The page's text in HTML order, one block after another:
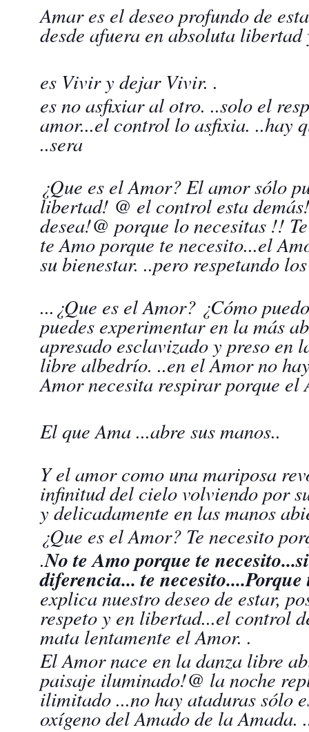
Amar es el deseo profundo de
desde afuera en absoluta
es Vivir y dejar Vivir. .
es no asfixiar al otro. ..solo el
amor...el control lo asfixia. ..hay
..sera
¿Que es el Amor? El amor sólo
libertad! @ el control esta
desea!@ porque lo necesitas !!
te Amo porque te necesito...el
su bienestar. ..pero respetando
...¿Que es el Amor? ¿Cómo
puedes experimentar en la más
apresado esclavizado y preso en
libre albedrío. ..en el Amor no
Amor necesita respirar porque
El que Ama ...abre sus manos..
Y el amor como una mariposa
infinitud del cielo volviendo por
y delicadamente en las manos
¿Que es el Amor? Te necesito
.No te Amo porque te
diferencia... te
explica nuestro deseo de estar,
respeto y en libertad...el control
mata lentamente el Amor. .
El Amor nace en la danza libre
paisaje iluminado!@ la noche
ilimitado ...no hay ataduras sólo
oxígeno del Amado de la Amada.